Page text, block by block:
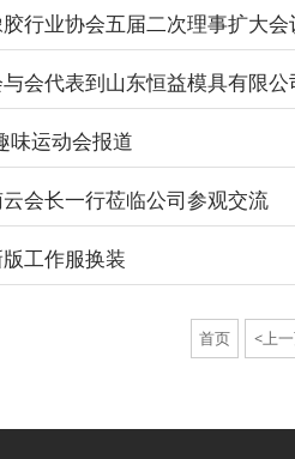
行业协会五届二次理事扩大会
会代表到山东恒益模具有限
味运动会报道
会长一行莅临公司参观交流
工作服换装
首页 <上